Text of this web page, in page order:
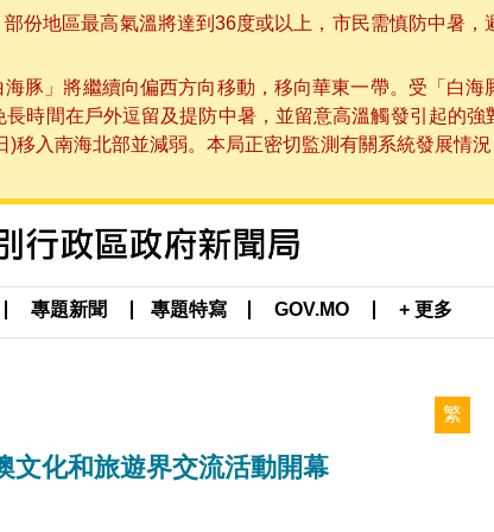
份地區最高氣溫將達到36度或以上，市民需慎防中暑
豚」將繼續向偏西方向移動，移向華東一帶。受「白
時間在戶外逗留及提防中暑，並留意高溫觸發引起的強
移入南海北部並減弱。本局正密切監測有關系統發展情
專題新聞 專題特寫 GOV.MO + 更多
繁
文化和旅遊界交流活動開幕